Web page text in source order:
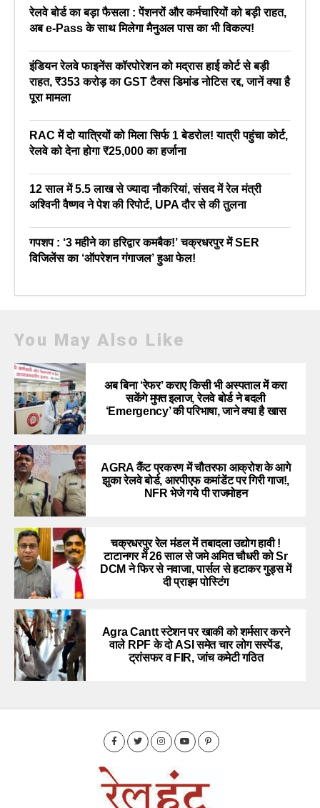
रेलवे बोर्ड का बड़ा फैसला : पेंशनरों और कर्मचारियों को बड़ी राहत,
अब e-Pass के साथ मिलेगा मैनुअल पास का भी विकल्प!
इंडियन रेलवे फाइनेंस कॉरपोरेशन को मद्रास हाई कोर्ट से बड़ी
राहत, ₹353 करोड़ का GST टैक्स डिमांड नोटिस रद्द, जानें क्या है
पूरा मामला
RAC में दो यात्रियों को मिला सिर्फ 1 बेडरोल! यात्री पहुंचा कोर्ट,
रेलवे को देना होगा ₹25,000 का हर्जाना
12 साल में 5.5 लाख से ज्यादा नौकरियां, संसद में रेल मंत्री
अश्विनी वैष्णव ने पेश की रिपोर्ट, UPA दौर से की तुलना
गपशप : ‘3 महीने का हरिद्वार कमबैक!’ चक्रधरपुर में SER
विजिलेंस का ‘ऑपरेशन गंगाजल’ हुआ फेल!
You May Also Like
अब बिना ‘रेफर’ कराए किसी भी अस्पताल में करा
सकेंगे मुफ्त इलाज, रेलवे बोर्ड ने बदली
‘Emergency’ की परिभाषा, जाने क्या है खास
AGRA कैंट प्रकरण में चौतरफा आक्रोश के आगे
झुका रेलवे बोर्ड, आरपीएफ कमांडेंट पर गिरी गाज!,
NFR भेजे गये पी राजमोहन
चक्रधरपुर रेल मंडल में तबादला उद्योग हावी !
टाटानगर में 26 साल से जमे अमित चौधरी को Sr
DCM ने फिर से नवाजा, पार्सल से हटाकर गुड्स में
दी प्राइम पोस्टिंग
Agra Cantt स्टेशन पर खाकी को शर्मसार करने
वाले RPF के दो ASI समेत चार लोग सस्पेंड,
ट्रांसफर व FIR, जांच कमेटी गठित